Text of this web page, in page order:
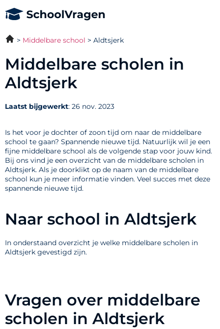
Middelbare school Aldtsjerk
Middelbare scholen in
Aldtsjerk
Laatst bijgewerkt: 26 nov. 2023
Is het voor je dochter of zoon tijd om naar de middelbare
school te gaan? Spannende nieuwe tijd. Natuurlijk wil je een
fijne middelbare school als de volgende stap voor jouw kind.
Bij ons vind je een overzicht van de middelbare scholen in
Aldtsjerk. Als je doorklikt op de naam van de middelbare
school kun je meer informatie vinden. Veel succes met deze
spannende nieuwe tijd.
Naar school in Aldtsjerk
In onderstaand overzicht je welke middelbare scholen in
Aldtsjerk gevestigd zijn.
Vragen over middelbare
scholen in Aldtsjerk